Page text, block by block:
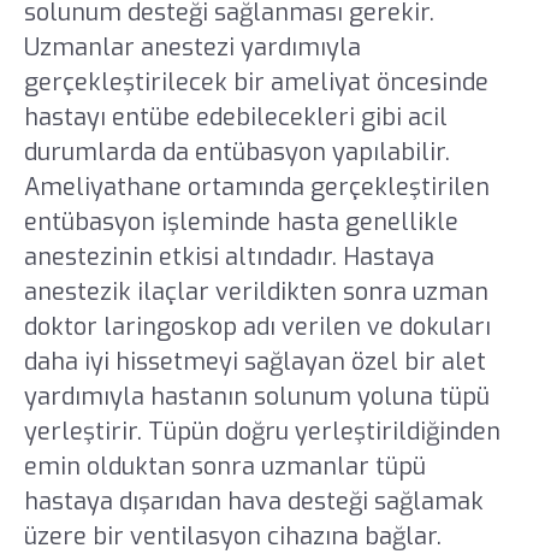
solunum desteği sağlanması gerekir.
Uzmanlar anestezi yardımıyla
gerçekleştirilecek bir ameliyat öncesinde
hastayı entübe edebilecekleri gibi acil
durumlarda da entübasyon yapılabilir.
Ameliyathane ortamında gerçekleştirilen
entübasyon işleminde hasta genellikle
anestezinin etkisi altındadır. Hastaya
anestezik ilaçlar verildikten sonra uzman
doktor laringoskop adı verilen ve dokuları
daha iyi hissetmeyi sağlayan özel bir alet
yardımıyla hastanın solunum yoluna tüpü
yerleştirir. Tüpün doğru yerleştirildiğinden
emin olduktan sonra uzmanlar tüpü
hastaya dışarıdan hava desteği sağlamak
üzere bir ventilasyon cihazına bağlar.